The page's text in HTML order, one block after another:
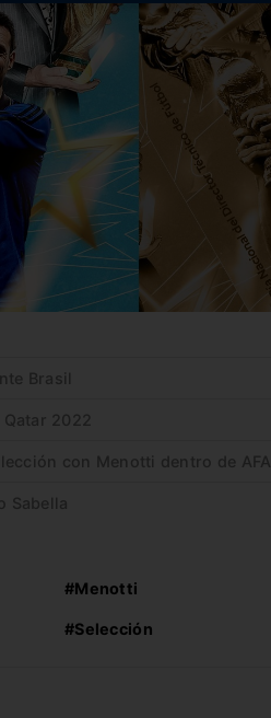
Brasil
2022
con Menotti dentro de AFA
Sabella
#Menotti
#Selección